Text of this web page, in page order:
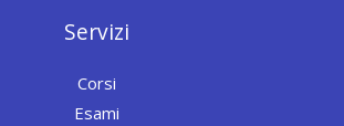
Servizi
Corsi
Esami